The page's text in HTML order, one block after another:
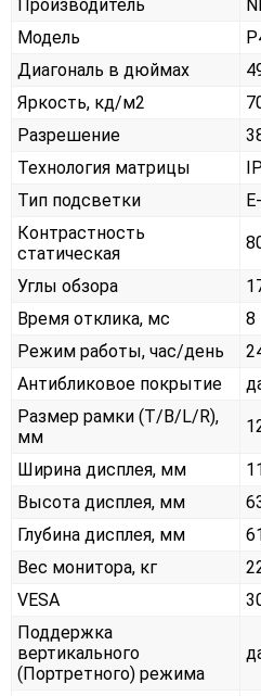
Производитель
Модель
Диагональ в дюймах
Яркость, кд/м2
Разрешение
Технология матрицы
Тип подсветки
Контрастность
статическая
Углы обзора
Время отклика, мс
8
Режим работы, час/день
Антибликовое покрытие
Размер рамки (T/B/L/R),
мм
Ширина дисплея, мм
Высота дисплея, мм
Глубина дисплея, мм
Вес монитора, кг
VESA
Поддержка
вертикального
(Портретного) режима